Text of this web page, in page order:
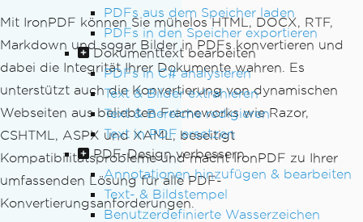
PDFs aus dem Speicher laden
PDFs in den Speicher exportieren
Dokumenttext bearbeiten
PDFs in C# analysieren
Text & Bilder extrahieren
Text & Bereiche redigieren
Text in PDF ersetzen
PDF-Design verbessern
Annotationen hinzufügen & bearbeiten
Text- & Bildstempel
Benutzerdefinierte Wasserzeichen
Mit IronPDF können Sie mühelos HTML, DOCX, RTF,
Markdown und sogar Bilder in PDFs konvertieren und
dabei die Integrität Ihrer Dokumente wahren. Es
unterstützt auch die Konvertierung von dynamischen
Webseiten aus beliebten Frameworks wie Razor,
CSHTML, ASPX und XAML, beseitigt
Kompatibilitätsprobleme und macht IronPDF zu Ihrer
umfassenden Lösung für alle PDF-
Konvertierungsanforderungen.